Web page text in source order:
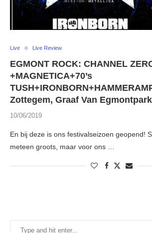
Live Live Review
EGMONT ROCK: CHANNEL
+MAGNETICA+70’s
Zottegem, Graaf Van
10/06/2019
En bij deze is ons festivalseizoen geopend!
meteen groots, maar voor ons …